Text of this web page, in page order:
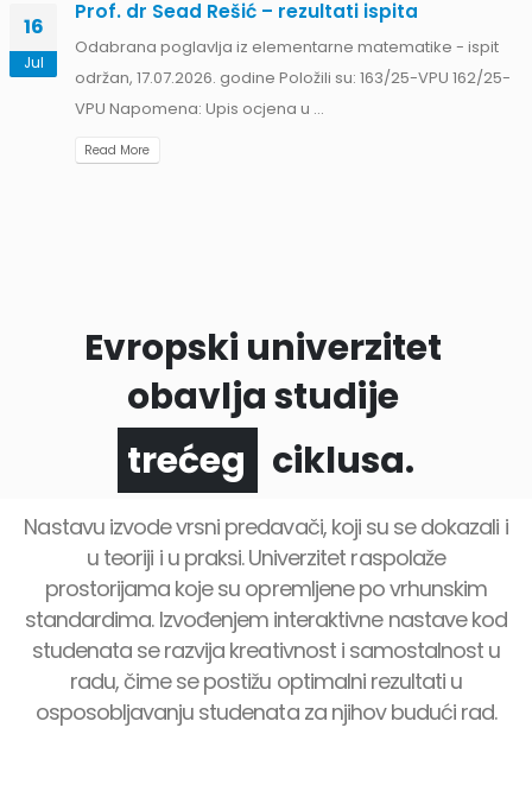
Evropski univerzitet
obavlja studije
prvog
ciklusa.
Nastavu izvode vrsni predavači, koji su se dokazali i
u teoriji i u praksi. Univerzitet raspolaže
prostorijama koje su opremljene po vrhunskim
standardima. Izvođenjem interaktivne nastave kod
studenata se razvija kreativnost i samostalnost u
radu, čime se postižu optimalni rezultati u
osposobljavanju studenata za njihov budući rad.